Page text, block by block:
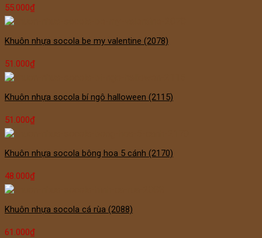
55.000₫
Khuôn nhựa socola be my valentine (2078)
51.000₫
Khuôn nhựa socola bí ngô halloween (2115)
51.000₫
Khuôn nhựa socola bông hoa 5 cánh (2170)
48.000₫
Khuôn nhựa socola cá rùa (2088)
61.000₫